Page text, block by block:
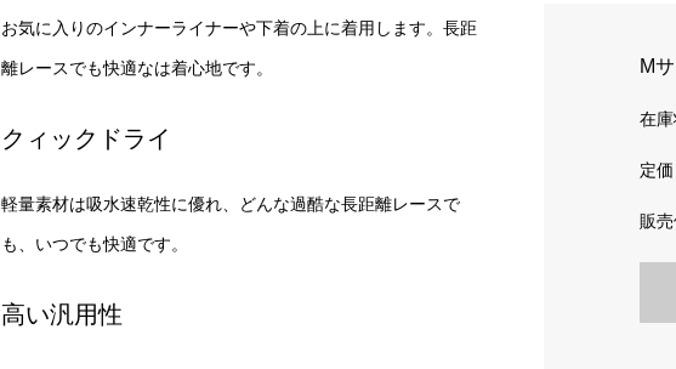
お気に入りのインナーライナーや下着の上に着用します。長距
離レースでも快適なは着心地です。
クィックドライ
軽量素材は吸水速乾性に優れ、どんな過酷な長距離レースで
も、いつでも快適です。
高い汎用性
M
在
定
販